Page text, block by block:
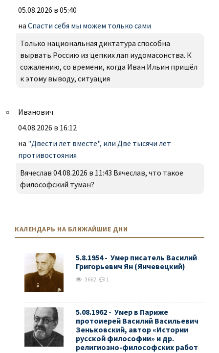
05.08.2026 в 05:40
на Спасти себя мы можем только сами
Только национальная диктатура способна
вырвать Россию из цепких лап иудомасонства. К
сожалению, со времени, когда Иван Ильин пришёл
к этому выводу, ситуация
Иванович
04.08.2026 в 16:12
на "Двести лет вместе", или Две тысячи лет
противостояния
Вячеслав 04.08.2026 в 11:43 Вячеслав, что такое
философский туман?
КАЛЕНДАРЬ НА БЛИЖАЙШИЕ ДНИ
5.8.1954 - Умер писатель Василий
Григорьевич Ян (Янчевецкий)
3662 1
5.08.1962 - Умер в Париже
протоиерей Василий Васильевич
Зеньковский, автор «Истории
русской философии» и др.
религиозно-философских работ